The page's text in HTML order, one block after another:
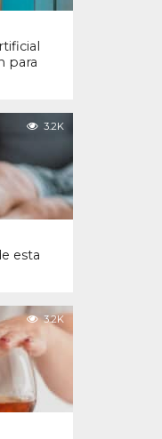
para
3.2K
esta
3.2K